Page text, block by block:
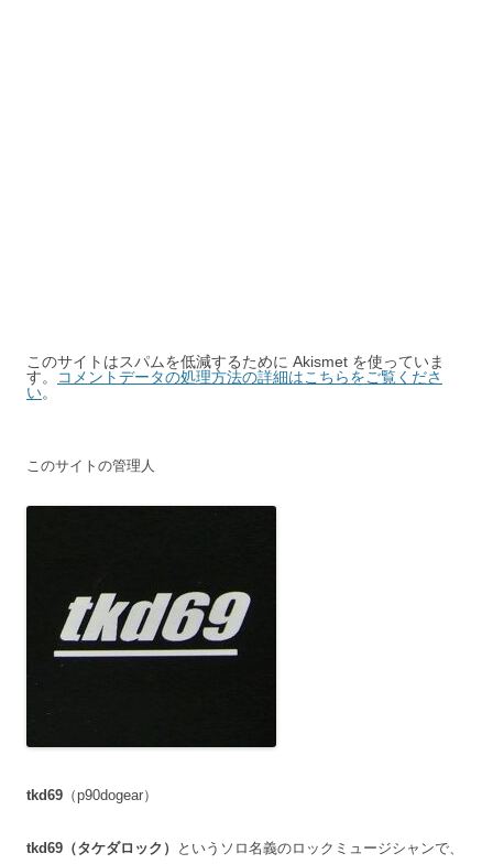
このサイトはスパムを低減するために Akismet を使っていま
す。
コメントデータの処理方法の詳細はこちらをご覧くださ
い。
このサイトの管理人
tkd69 （p90dogear）
tkd69（タケダロック） というソロ名義のロックミュージシャンで、